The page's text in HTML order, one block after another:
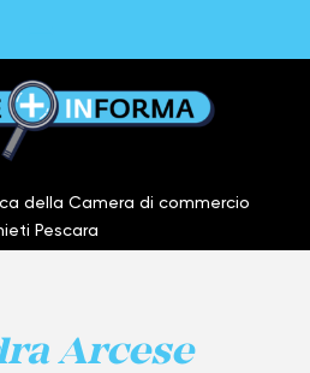
della Camera di commercio
Pescara
Arcese